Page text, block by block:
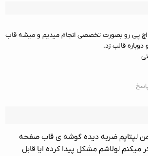
اچ پی رو بصورت تخصصی انجام میدیم و میشه قاب
قالب زد.
لپتاپم ضربه دیده گوشه ی قاب صفحه
میکنم لولاشم مشکل پیدا کرده ایا قابل